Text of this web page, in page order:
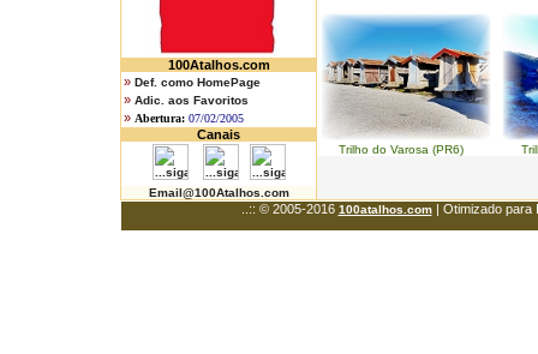
100Atalhos.com
» Def. como HomePage
» Adic. aos Favoritos
» Abertura: 07/02/2005
Canais
Email@100Atalhos.com
Trilho do Varosa (PR6) Trilho
..:: © 2005-2016 100atalhos.com| Otimizado para